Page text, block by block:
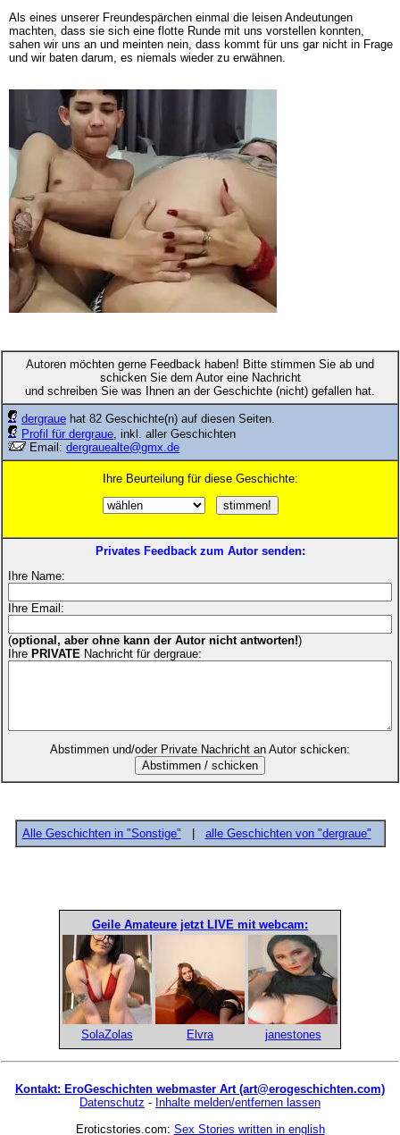
Als eines unserer Freundespärchen einmal die leisen Andeutungen
machten, dass sie sich eine flotte Runde mit uns vorstellen konnten,
sahen wir uns an und meinten nein, dass kommt für uns gar nicht in Frage
und wir baten darum, es niemals wieder zu erwähnen.
Autoren möchten gerne Feedback haben! Bitte stimmen Sie ab und
schicken Sie dem Autor eine Nachricht
und schreiben Sie was Ihnen an der Geschichte (nicht) gefallen hat.
dergraue hat 82 Geschichte(n) auf diesen Seiten.
Profil für dergraue , inkl. aller Geschichten
Email: dergrauealte@gmx.de
Ihre Beurteilung für diese Geschichte:
Privates Feedback zum Autor senden:
Ihre Name:
Ihre Email:
(optional, aber ohne kann der Autor nicht antworten!)
Ihre PRIVATE Nachricht für dergraue:
Abstimmen und/oder Private Nachricht an Autor schicken:
Alle Geschichten in "Sonstige" alle Geschichten von "dergraue"
Geile Amateure jetzt LIVE mit webcam:
SolaZolas Elvra janestones
Kontakt: EroGeschichten webmaster Art (art@erogeschichten.com)
Datenschutz - Inhalte melden/entfernen lassen
Eroticstories.com: Sex Stories written in english